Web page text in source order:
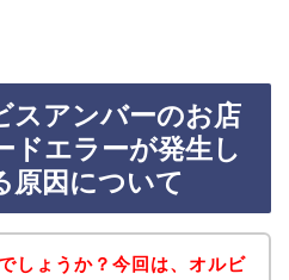
スアンバーのお店
ドエラーが発生し
原因について
しょうか？今回は、オルビ